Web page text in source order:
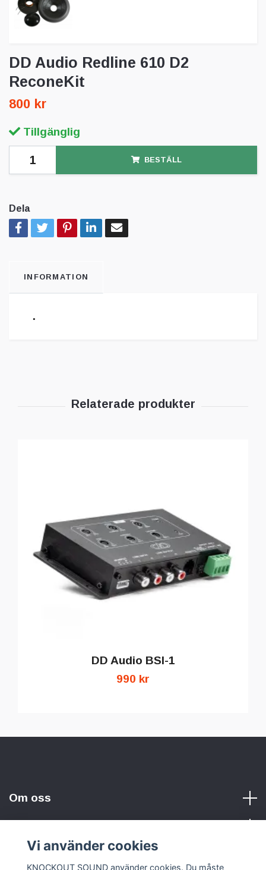
DD Audio Redline 610 D2
ReconeKit
800 kr
Tillgänglig
BESTÄLL
Dela
INFORMATION
.
DD Audio BSI-1
990 kr
Om oss
Sociala medier
Vi använder cookies
KNOCKOUT SOUND använder cookies. Du måste